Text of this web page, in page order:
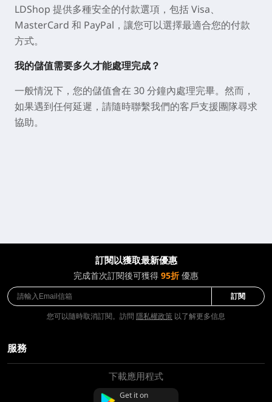
LDShop 提供多種安全的付款選項，包括 Visa、
MasterCard 和 PayPal，讓您可以選擇最適合您的付款
方式。
我的儲值需要多久才能處理完成？
一般情況下，您的儲值會在 30 分鐘內處理完畢。然而，
如果遇到任何延遲，請隨時聯繫我們的客戶支援團隊尋求
協助。
訂閱以獲取最新優惠
完成首次訂閱後可獲得 95折優惠
訂閱
您可以隨時取消訂閱。訪問 隱私權政策 以了解更多信息
服務
下載應用程式
Get it on